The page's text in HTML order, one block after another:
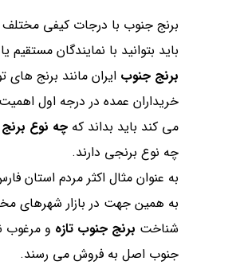
برنج جنوب با درجات کیفی مختلف
باید بتوانید با نمایندگان
برنج جنوب ایران مانند برنج
خریداران عمده در درجه اول
می کند باید بداند که چه نوع
چه نوع برنجی دارند.
به عنوان مثال اکثر مردم استان
به همین جهت در بازار شهرهای
شناخت برنج جنوب تازه و مرغوب
جنوب اصل به فروش می رسند.